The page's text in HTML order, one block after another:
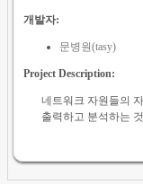
개발자:
문병원(tasy)
Project Description:
네트워크 자원들의
출력하고 분석하는